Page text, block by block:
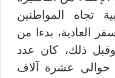
تجاه المواطنين
العادية، بدءا من
من يونيو عام 2016. وقبل ذلك، كان عدد
حوالي عشرة آلاف